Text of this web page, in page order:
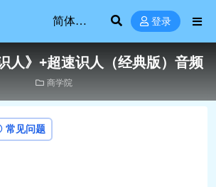
登录
人》+超速识人（经典版）音频
商学院
常见问题